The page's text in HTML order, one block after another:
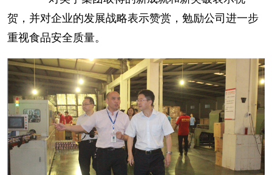
贺，并对企业的发展战略表示赞赏，勉励公司进一步
重视食品安全质量。